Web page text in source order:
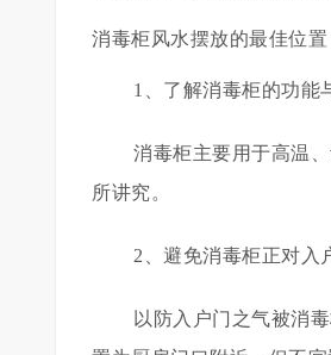
消毒柜风水摆放的最佳位置
1、了解消毒柜的功能
消毒柜主要用于高温
所讲究。
2、避免消毒柜正对入
以防入户门之气被消